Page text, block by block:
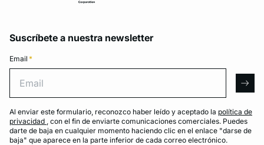
Suscríbete a nuestra newsletter
Email *
Al enviar este formulario, reconozco haber leído y aceptado la política de
privacidad , con el fin de enviarte comunicaciones comerciales. Puedes
darte de baja en cualquier momento haciendo clic en el enlace "darse de
baja" que aparece en la parte inferior de cada correo electrónico.